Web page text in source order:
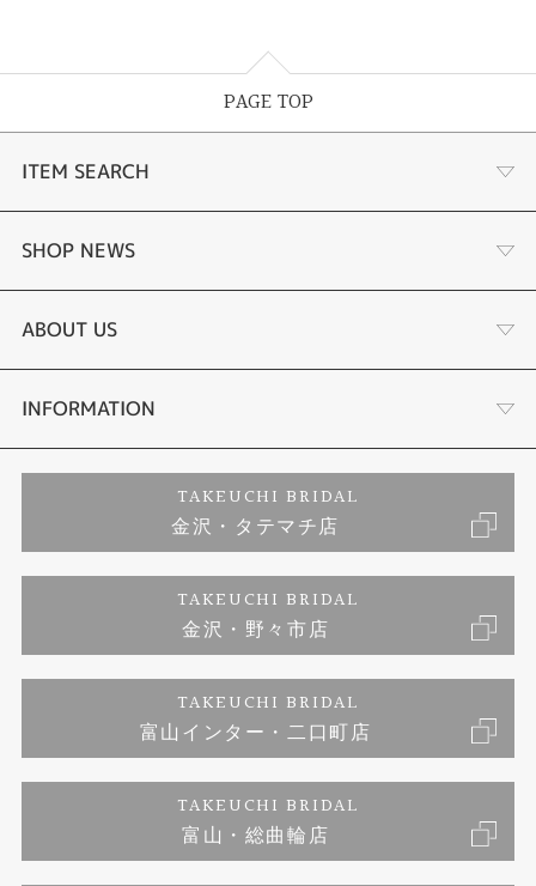
PAGE TOP
ITEM SEARCH
婚約指輪
結婚指輪
セットリング
婚約ネックレス
ダイヤモンド
ジュエリーリフォーム
SHOP NEWS
選ばれる理由まとめ
お客様の声
プロポーズサポート
ブランドリスト
福井指輪工房｜手作りペアリング
福井指輪工房｜手作り結婚指輪 and 婚約指輪
福井工房｜手作り婚約指輪プロポーズプラン
ABOUT US
会社概要
お客様の声
INFORMATION
プライバシーポリシー
TAKEUCHI BRIDAL
金沢・タテマチ店
TAKEUCHI BRIDAL
金沢・野々市店
TAKEUCHI BRIDAL
富山インター・二口町店
TAKEUCHI BRIDAL
富山・総曲輪店